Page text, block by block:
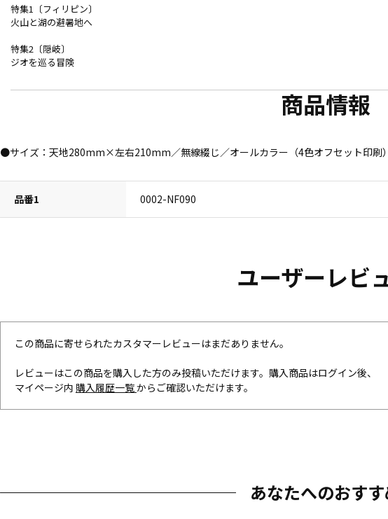
特集1〔フィリピン〕
火山と湖の避暑地へ
特集2〔隠岐〕
ジオを巡る冒険
商品情報
●サイズ：天地280mm×左右210mm／無線綴じ／オールカラー（4色オフセット印刷
品番1 0002-NF090
ユーザーレビ
この商品に寄せられたカスタマーレビューはまだありません。
レビューはこの商品を購入した方のみ投稿いただけます。購入商品はログイン後、
マイページ内 購入履歴一覧からご確認いただけます。
あなたへのおす